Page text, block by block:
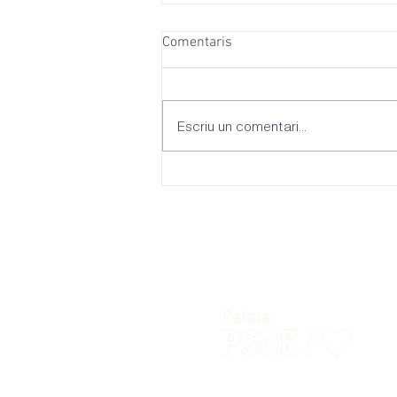
Comentaris
Escriu un comentari...